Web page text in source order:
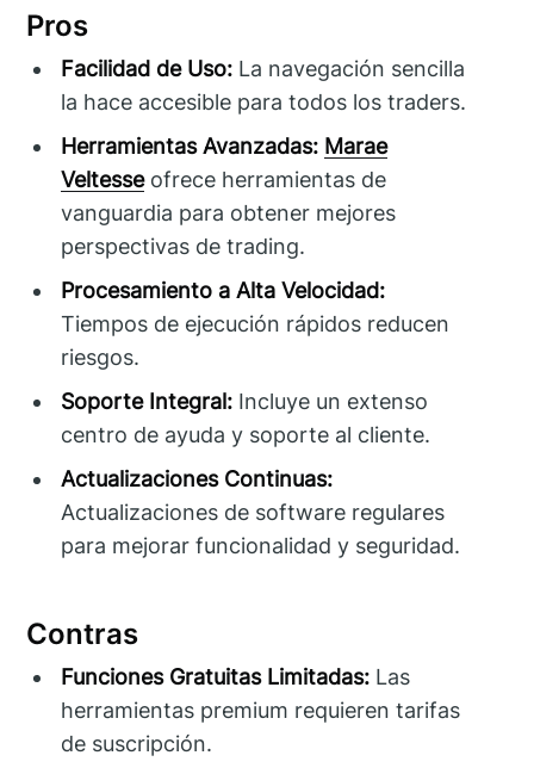
Pros
Facilidad de Uso: La navegación sencilla
la hace accesible para todos los traders.
Herramientas Avanzadas: Marae
Veltesseofrece herramientas de
vanguardia para obtener mejores
perspectivas de trading.
Procesamiento a Alta Velocidad:
Tiempos de ejecución rápidos reducen
riesgos.
Soporte Integral: Incluye un extenso
centro de ayuda y soporte al cliente.
Actualizaciones Continuas:
Actualizaciones de software regulares
para mejorar funcionalidad y seguridad.
Contras
Funciones Gratuitas Limitadas: Las
herramientas premium requieren tarifas
de suscripción.